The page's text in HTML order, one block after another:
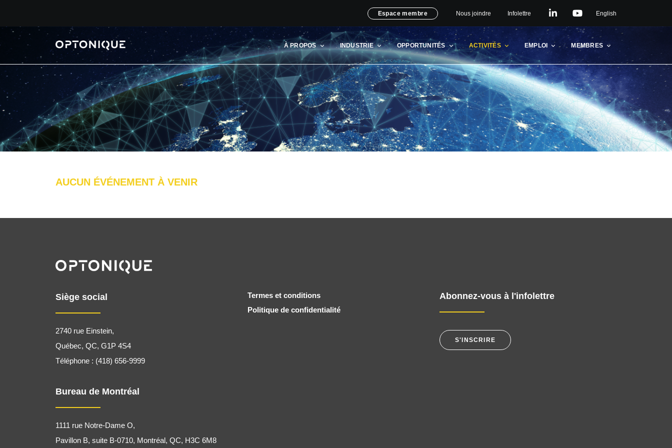
Espace membre Nous joindre Infolettre linkedinyoutube
English
À PROPOS INDUSTRIE OPPORTUNITÉS ACTIVITÉS EMPLOI MEMBRES
AUCUN ÉVÉNEMENT À VENIR
Siège social
2740 rue Einstein,
Québec, QC, G1P 4S4
Téléphone : (418) 656-9999
Bureau de Montréal
1111 rue Notre-Dame O,
Pavillon B, suite B-0710, Montréal, QC, H3C 6M8
Termes et conditions
Politique de confidentialité
Abonnez-vous à l'infolettre
S'INSCRIRE